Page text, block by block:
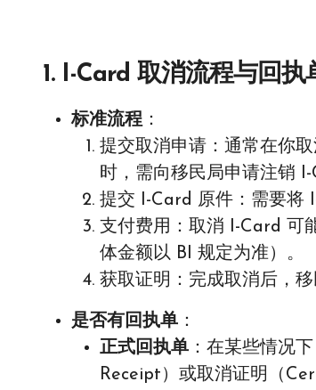
1. I-Card 取消流程与回执
标准流程：
提交取消申请：通常在你
时，需向移民局申请注销 I-
提交 I-Card 原件：需要将
支付费用：取消 I-Card 可
体金额以 BI 规定为准）。
获取证明：完成取消后，
是否有回执单 ：
正式回执单 ：在某些情况
Receipt）或取消证明（